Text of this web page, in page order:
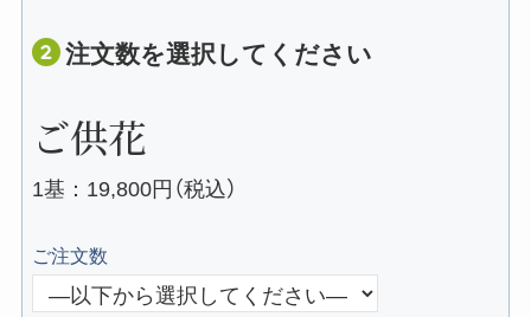
注文数を選択してください
ご供花
1基：19,800円（税込）
ご注文数